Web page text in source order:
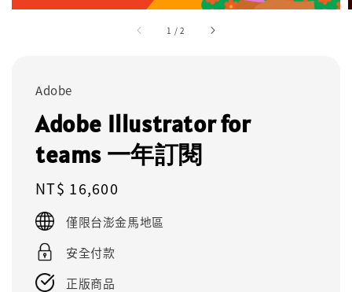
1 /2
Adobe
Adobe Illustrator for
teams 一年訂閱
Regular
price
NT$ 16,600
僅限台澎金馬地區
安全付款
正版商品